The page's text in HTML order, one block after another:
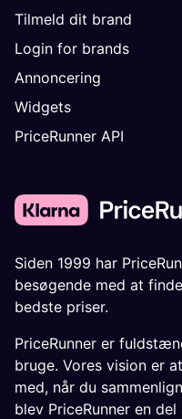
Tilmeld dit brand
Login for brands
Annoncering
Widgets
PriceRunner API
Siden 1999 har
besøgende med at
bedste priser.
PriceRunner er
bruge. Vores vision er
med, når du
blev PriceRunner en del